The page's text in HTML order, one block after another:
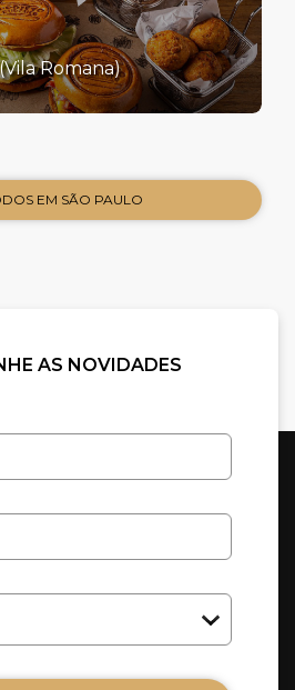
Romana)
EM SÃO PAULO
AS NOVIDADES